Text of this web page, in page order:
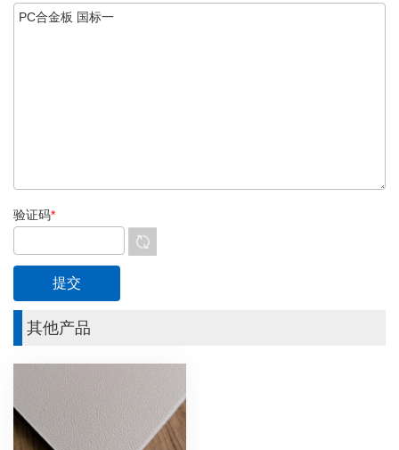
验证码*
其他产品